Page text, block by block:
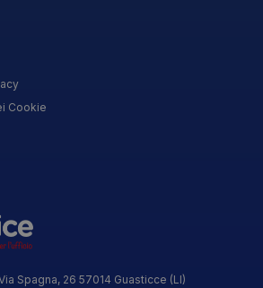
Cookie
Spagna, 26 57014 Guasticce (LI)